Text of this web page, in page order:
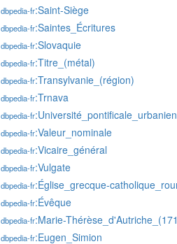
dbpedia-fr:Saint-Siège
dbpedia-fr:Saintes_Écritures
dbpedia-fr:Slovaquie
dbpedia-fr:Titre_(métal)
dbpedia-fr:Transylvanie_(région)
dbpedia-fr:Trnava
dbpedia-fr
dbpedia-fr:Valeur_nominale
dbpedia-fr:Vicaire_général
dbpedia-fr:Vulgate
dbpedia-fr:Église_grecque-
dbpedia-fr:Évêque
dbpedia-fr:Marie-
dbpedia-fr:Eugen_Simion